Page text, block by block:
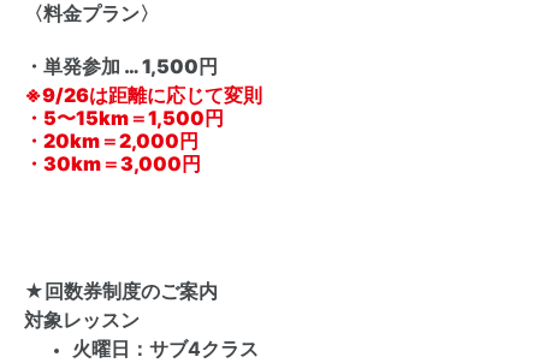
〈料金プラン〉
・単発参加 … 1,500円
※9/26は距離に応じて変則
・5〜15km＝1,500円
・20km＝2,000円
・30km＝3,000円
★ 回数券制度のご案内
対象レッスン
火曜日：サブ4クラス